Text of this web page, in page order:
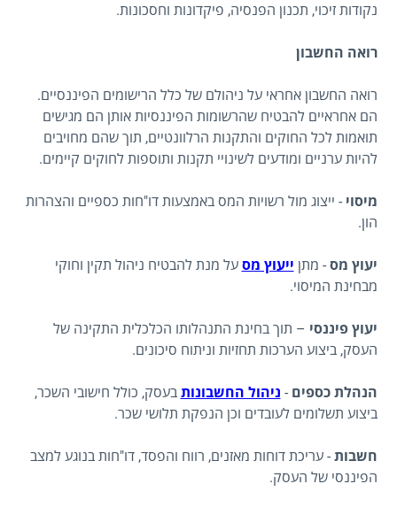
נקודות זיכוי, תכנון הפנסיה, פיקדונות וחסכונות.
רואה החשבון
רואה החשבון אחראי על ניהולם של כלל הרישומים הפיננסיים.
הם אחראיים להבטיח שהרשומות הפיננסיות אותן הם מגישים
תואמות לכל החוקים והתקנות הרלוונטיים, תוך שהם מחויבים
להיות ערניים ומודעים לשינויי תקנות ותוספות לחוקים קיימים.
מיסוי - ייצוג מול רשויות המס באמצעות דו"חות כספיים והצהרות
הון.
יעוץ מס - מתן ייעוץ מס על מנת להבטיח ניהול תקין וחוקי
מבחינת המיסוי.
יעוץ פיננסי – תוך בחינת התנהלותו הכלכלית התקינה של
העסק, ביצוע הערכות תחזיות וניתוח סיכונים.
הנהלת כספים - ניהול החשבונות בעסק, כולל חישובי השכר,
ביצוע תשלומים לעובדים וכן הנפקת תלושי שכר.
חשבות - עריכת דוחות מאזנים, רווח והפסד, דו"חות בנוגע למצב
הפיננסי של העסק.